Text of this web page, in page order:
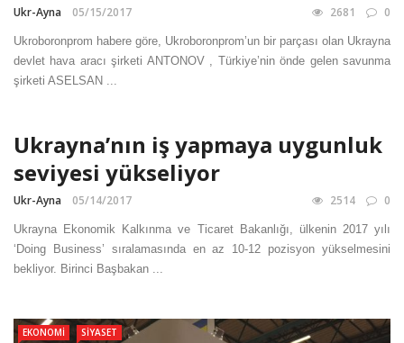
Ukr-Ayna 05/15/2017 2681 0
Ukroboronprom habere göre, Ukroboronprom’un bir parçası olan Ukrayna
devlet hava aracı şirketi ANTONOV , Türkiye’nin önde gelen savunma
şirketi ASELSAN ...
Ukrayna’nın iş yapmaya uygunluk
seviyesi yükseliyor
Ukr-Ayna 05/14/2017 2514 0
Ukrayna Ekonomik Kalkınma ve Ticaret Bakanlığı, ülkenin 2017 yılı
‘Doing Business’ sıralamasında en az 10-12 pozisyon yükselmesini
bekliyor. Birinci Başbakan ...
EKONOMI SIYASET